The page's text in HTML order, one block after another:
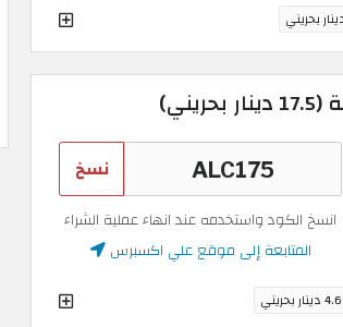
نسخ
انسخ الكود واستخدمه عند انهاء عملية الشراء
المتابعة إلى موقع علي اكسبرس
4.6 دينار بحريني